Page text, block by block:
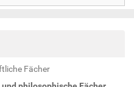
Fächer